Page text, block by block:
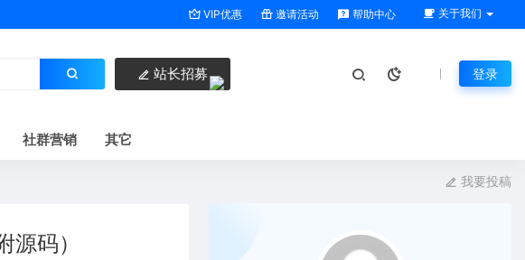
VIP优惠 邀请活动 帮助中心 关于我们
站长招募 登录
社群营销 其它
我要投稿
码）